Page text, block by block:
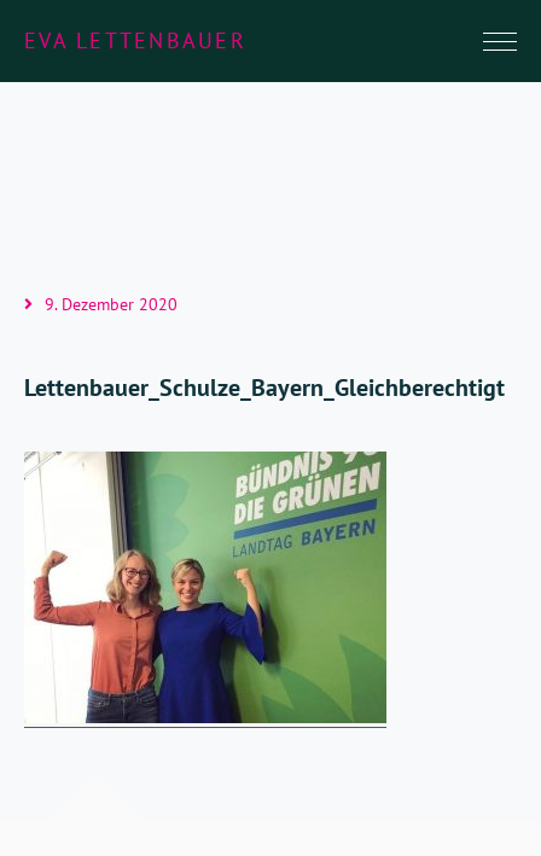
EVA LETTENBAUER
9. Dezember 2020
Lettenbauer_Schulze_Bayern_Gleichberechtigt